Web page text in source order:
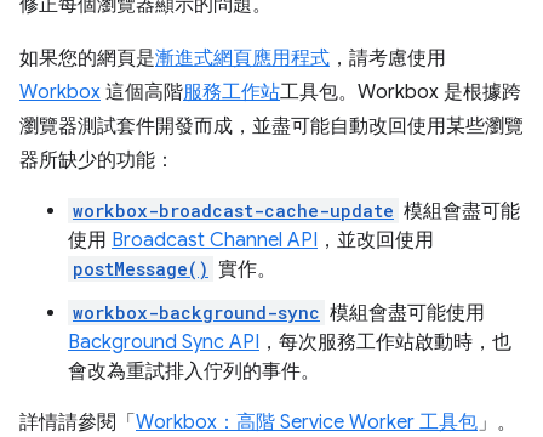
修正每個瀏覽器顯示的問題。
如果您的網頁是漸進式網頁應用程式 ，請考慮使用
Workbox 這個高階服務工作站工具包。Workbox 是根據跨
瀏覽器測試套件開發而成，並盡可能自動改回使用某些瀏覽
器所缺少的功能：
workbox-broadcast-cache-update 模組會盡可能
使用 Broadcast Channel API ，並改回使用
postMessage() 實作。
workbox-background-sync 模組會盡可能使用
Background Sync API ，每次服務工作站啟動時，也
會改為重試排入佇列的事件。
詳情請參閱「 Workbox：高階 Service Worker 工具包」。